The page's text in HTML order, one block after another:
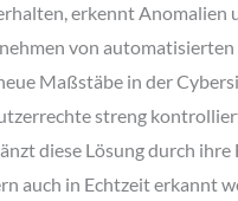
erkennt
von
Maßstäbe in der
streng
diese Lösung durch
auch in Echtzeit erkannt